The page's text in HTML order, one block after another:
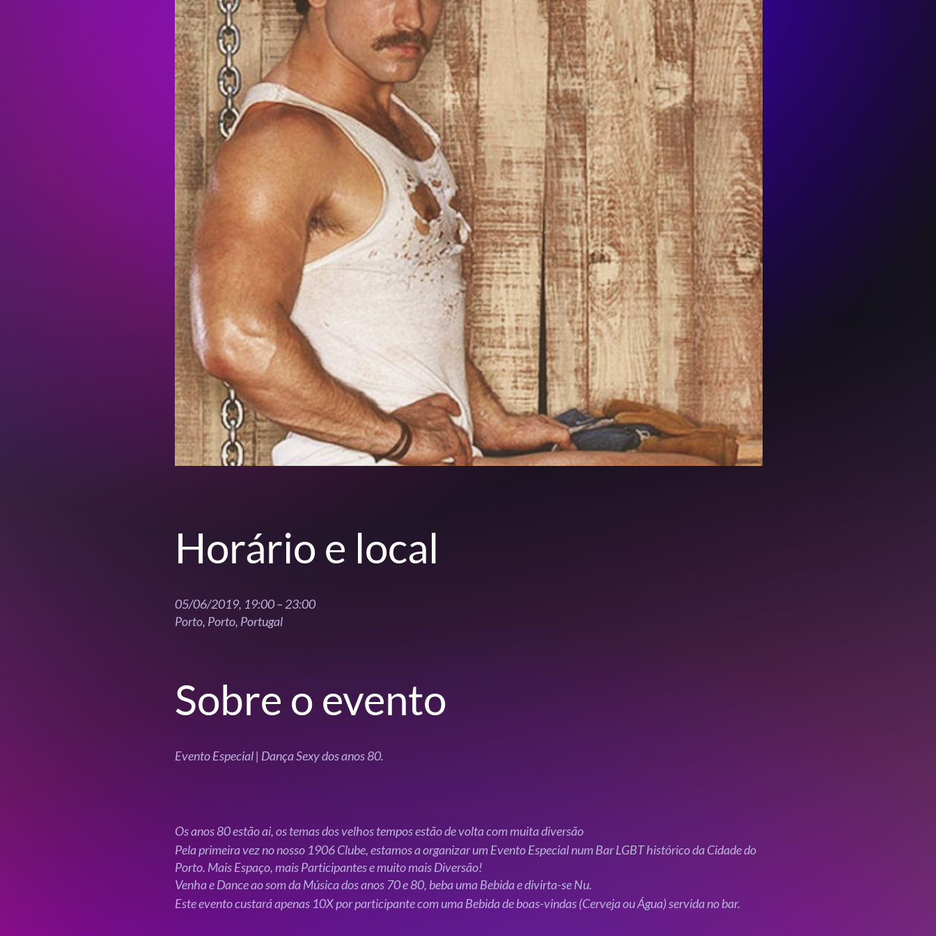
Horário e local
05/06/2019, 19:00 – 23:00
Porto, Porto, Portugal
Sobre o evento
Evento Especial | Dança Sexy dos anos 80.
Os anos 80 estão ai, os temas dos velhos tempos estão de volta com muita diversão
Pela primeira vez no nosso 1906 Clube, estamos a organizar um Evento Especial num Bar LGBT histórico da Cidade do
Porto. Mais Espaço, mais Participantes e muito mais Diversão!
Venha e Dance ao som da Música dos anos 70 e 80, beba uma Bebida e divirta-se Nu.
Este evento custará apenas 10X por participante com uma Bebida de boas-vindas (Cerveja ou Água) servida no bar.